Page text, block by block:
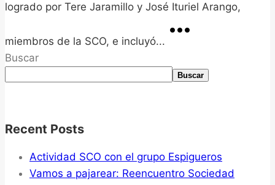
logrado por Tere Jaramillo y José Ituriel Arango,
miembros de la SCO, e incluyó...
Buscar
Buscar
Recent Posts
Actividad SCO con el grupo Espigueros
Vamos a pajarear: Reencuentro Sociedad